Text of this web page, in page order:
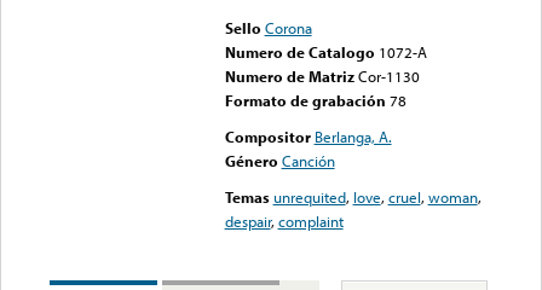
Sello Corona
Numero de Catalogo 1072-A
Numero de Matriz Cor-1130
Formato de grabación 78
Compositor Berlanga, A.
Género Canción
Temas unrequited, love,cruel,woman,
despair,complaint